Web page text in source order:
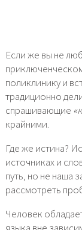
Если же вы не
поликлинику и
традиционно
спрашивающие
крайними.
Где же истина?
источниках и
путь, но не наша
рассмотреть
Человек